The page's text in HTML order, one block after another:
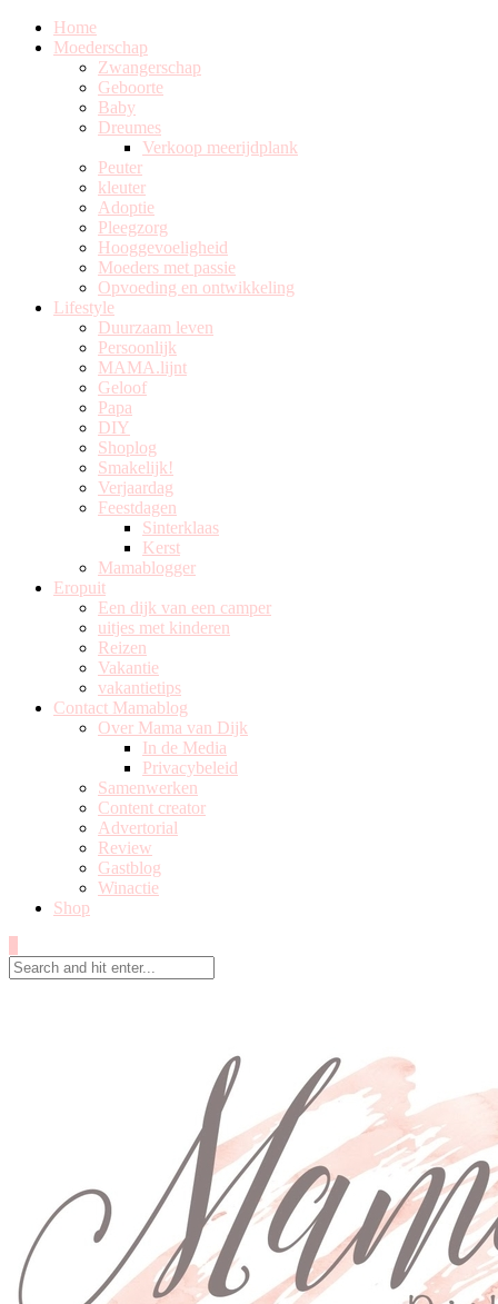
Home
Moederschap
Zwangerschap
Geboorte
Baby
Dreumes
Verkoop meerijdplank
Peuter
kleuter
Adoptie
Pleegzorg
Hooggevoeligheid
Moeders met passie
Opvoeding en ontwikkeling
Lifestyle
Duurzaam leven
Persoonlijk
MAMA.lijnt
Geloof
Papa
DIY
Shoplog
Smakelijk!
Verjaardag
Feestdagen
Sinterklaas
Kerst
Mamablogger
Eropuit
Een dijk van een camper
uitjes met kinderen
Reizen
Vakantie
vakantietips
Contact Mamablog
Over Mama van Dijk
In de Media
Privacybeleid
Samenwerken
Content creator
Advertorial
Review
Gastblog
Winactie
Shop